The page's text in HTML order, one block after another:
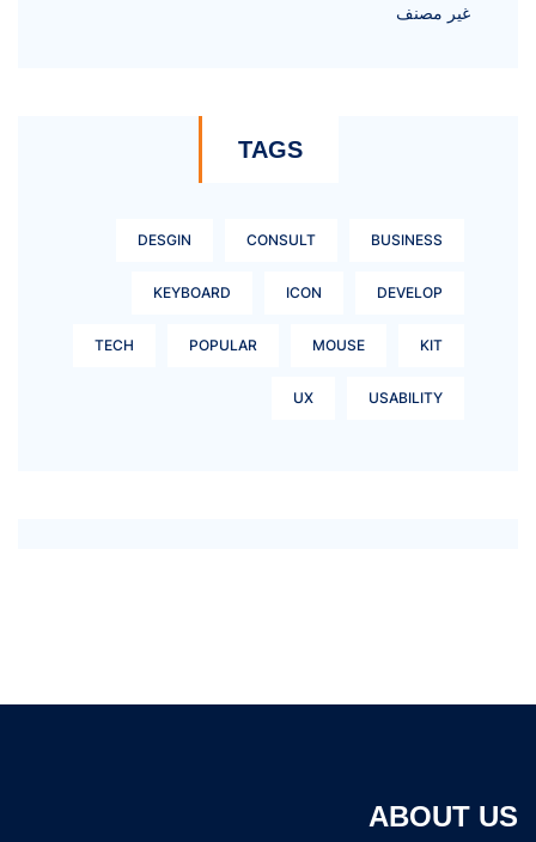
غير مصنف
TAGS
BUSINESS
CONSULT
DESGIN
DEVELOP
ICON
KEYBOARD
KIT
MOUSE
POPULAR
TECH
USABILITY
UX
ABOUT US